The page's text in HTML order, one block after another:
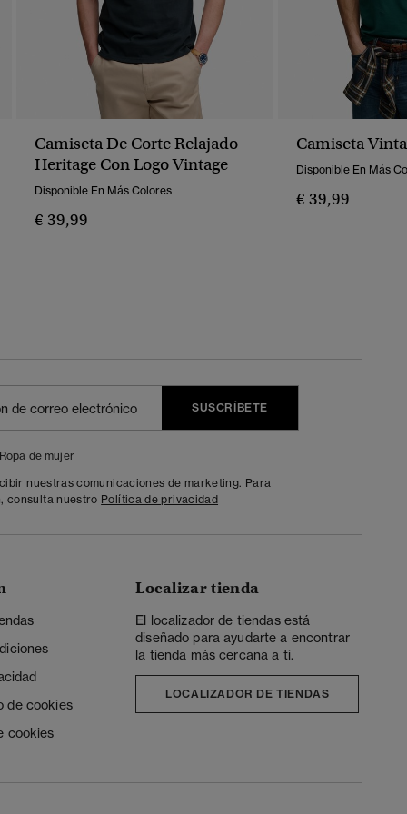
Camiseta De Corte Relajado
Heritage Con Logo Vintage
Disponible En Más Colores
€ 39,99
Camiseta
Disponible En Más
€ 39,99
SUSCRÍBETE
de mujer
nuestras comunicaciones de marketing. Para
consulta nuestro Política de privacidad
de cookies
cookies
Localizar tienda
El localizador de tiendas está
diseñado para ayudarte a encontrar
la tienda más cercana a ti.
LOCALIZADOR DE TIENDAS